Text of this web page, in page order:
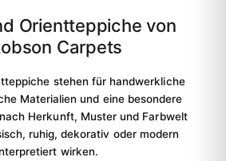
Orientteppiche von
Carpets
stehen für handwerkliche
Materialien und eine besondere
Herkunft, Muster und Farbwelt
ruhig, dekorativ oder modern
wirken.